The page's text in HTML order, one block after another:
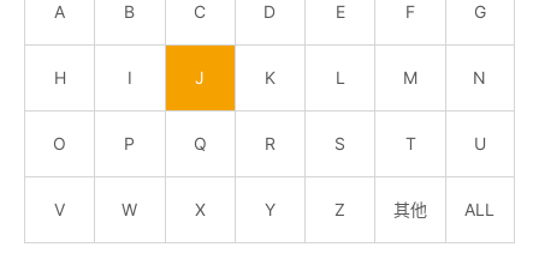
A B C D E F G
H I J K L M N
O P Q R S T U
V W X Y Z 其他 ALL